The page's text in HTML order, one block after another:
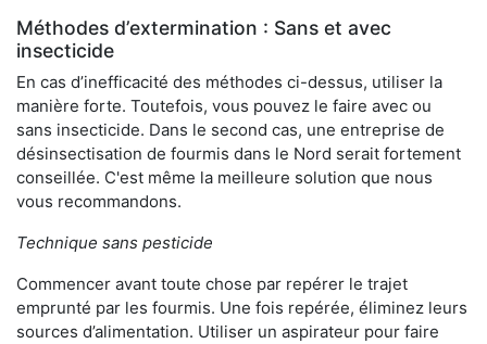
Méthodes d’extermination : Sans et avec
insecticide
En cas d’inefficacité des méthodes ci-dessus, utiliser la
manière forte. Toutefois, vous pouvez le faire avec ou
sans insecticide. Dans le second cas, une entreprise de
désinsectisation de fourmis dans le Nord serait fortement
conseillée. C'est même la meilleure solution que nous
vous recommandons.
Technique sans pesticide
Commencer avant toute chose par repérer le trajet
emprunté par les fourmis. Une fois repérée, éliminez leurs
sources d’alimentation. Utiliser un aspirateur pour faire